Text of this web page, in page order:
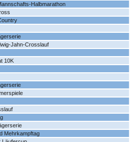
Halbmarathon
Jahn-Crosslauf
10K
Mehrkampftag